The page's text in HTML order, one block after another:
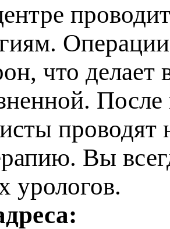
что делает
Вы
урологов.